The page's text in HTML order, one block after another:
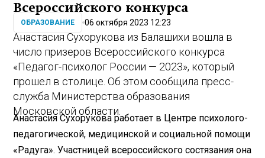
Всероссийского конкурса
ОБРАЗОВАНИЕ 06 октября 2023 12:23
Анастасия Сухорукова из Балашихи вошла в
число призеров Всероссийского конкурса
«Педагог-психолог России — 2023», который
прошел в столице. Об этом сообщила пресс-
служба Министерства образования
Московской области.
Анастасия Сухорукова работает в Центре психолого-
педагогической, медицинской и социальной помощи
«Радуга». Участницей всероссийского состязания она